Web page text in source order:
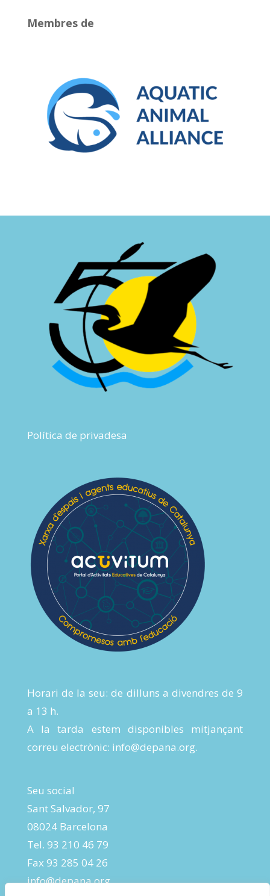
Membres de
Política de privadesa
Horari de la seu: de dilluns a divendres de 9
a 13 h.
A la tarda estem disponibles mitjançant
correu electrònic: info@depana.org.
Seu social
Sant Salvador, 97
08024 Barcelona
Tel. 93 210 46 79
Fax 93 285 04 26
info@depana.org